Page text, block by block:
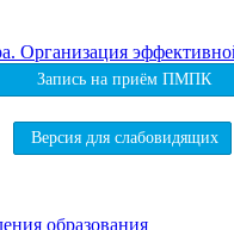
Организация
Запись на приём ПМПК
Версия для слабовидящих